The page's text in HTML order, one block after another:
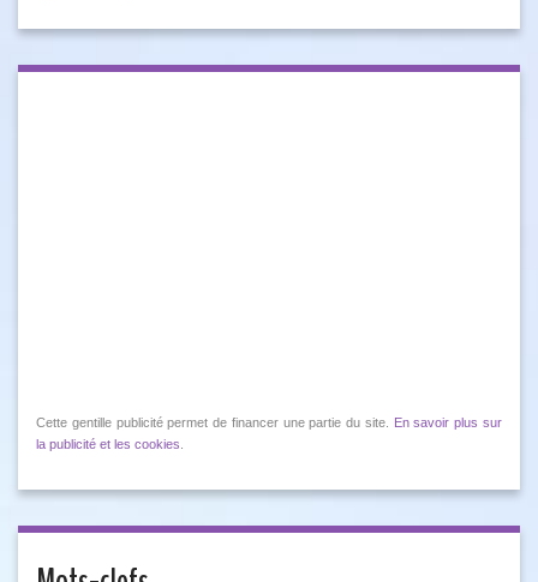
Cette gentille publicité permet de financer une partie du site.
En savoir plus sur
la publicité et les cookies